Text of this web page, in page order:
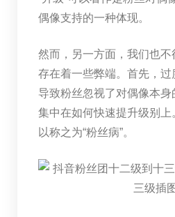
偶像支持的一种体现。
然而，另一方面，我们也
存在着一些弊端。首先，
导致粉丝忽视了对偶像本
集中在如何快速提升级别
以称之为“粉丝病”。